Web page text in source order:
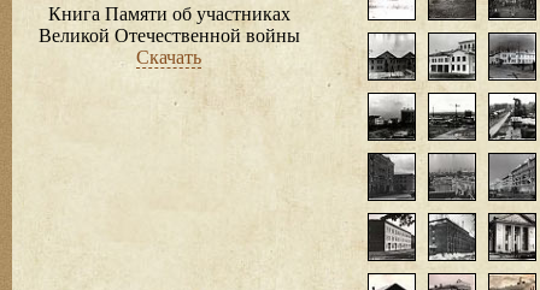
Книга Памяти об участниках
Великой Отечественной войны
Скачать